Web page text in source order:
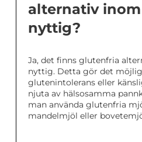
alternativ
nyttig?
Ja, det finns glutenfria
nyttig. Detta gör det
glutenintolerans eller
njuta av hälsosamma
man använda glutenfria
mandelmjöl eller